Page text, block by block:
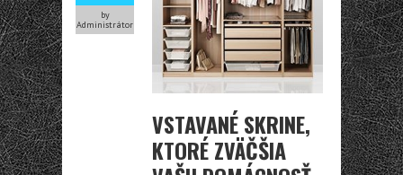
by
Administrátor
VSTAVANÉ SKRINE,
KTORÉ ZVÄČŠIA